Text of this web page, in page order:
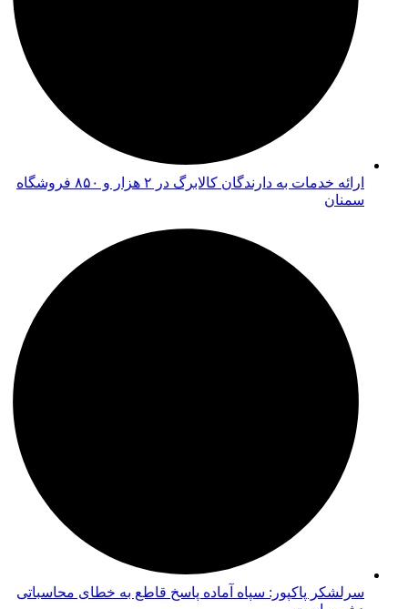
ارائه خدمات به دارندگان کالابرگ در ۲ هزار و ۸۵۰ فروشگاه
سمنان
سرلشکر پاکپور: سپاه آماده پاسخ قاطع به خطای محاسباتی